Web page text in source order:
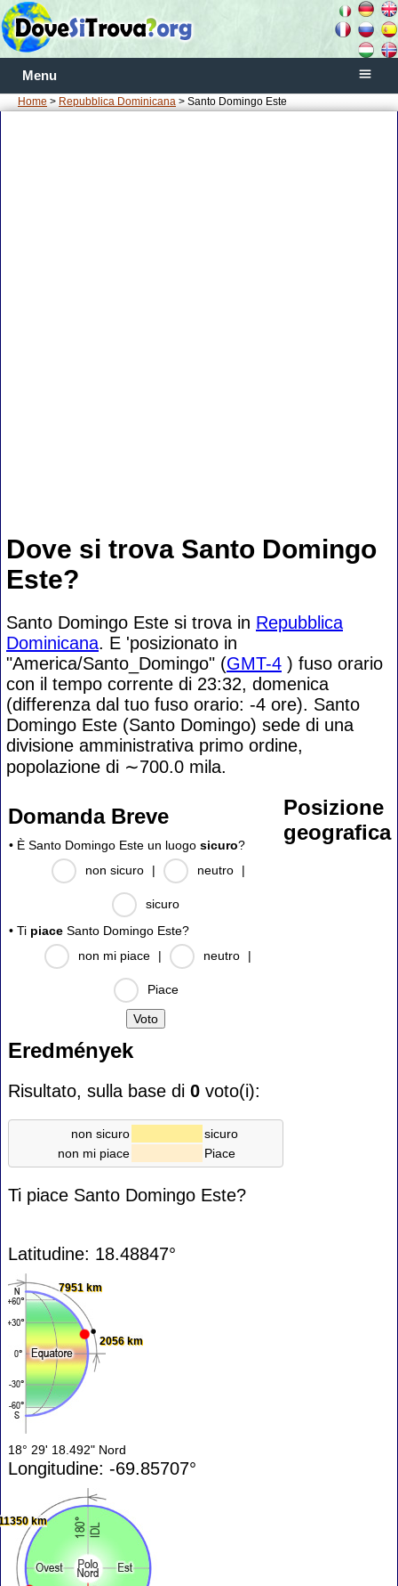
Menu
Home > Repubblica Dominicana > Santo Domingo Este
Dove si trova Santo Domingo
Este?
Santo Domingo Este si trova in Repubblica
Dominicana. E 'posizionato in
"America/Santo_Domingo" (GMT-4 ) fuso orario
con il tempo corrente di 23:32, domenica
(differenza dal tuo fuso orario: -4 ore). Santo
Domingo Este (Santo Domingo) sede di una
divisione amministrativa primo ordine,
popolazione di ∼700.0 mila.
Domanda Breve
• È Santo Domingo Este un luogo sicuro?
non sicuro
| neutro |
sicuro
• Ti piace Santo Domingo Este?
non mi piace
| neutro |
Piace
Eredmények
Risultato, sulla base di 0 voto(i):
non sicuro
sicuro
non mi piace
Piace
Ti piace Santo Domingo Este?
Posizione
geografica
Latitudine: 18.48847°
7951 km
2056 km
18° 29' 18.492" Nord
Longitudine: -69.85707°
km